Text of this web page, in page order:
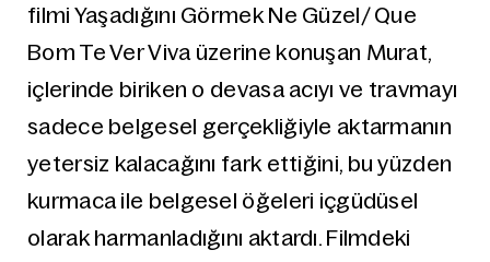
filmi Yaşadığını Görmek Ne Güzel/ Que
Bom Te Ver Viva üzerine konuşan Murat,
içlerinde biriken o devasa acıyı ve travmayı
sadece belgesel gerçekliğiyle aktarmanın
yetersiz kalacağını fark ettiğini, bu yüzden
kurmaca ile belgesel öğeleri içgüdüsel
olarak harmanladığını aktardı. Filmdeki